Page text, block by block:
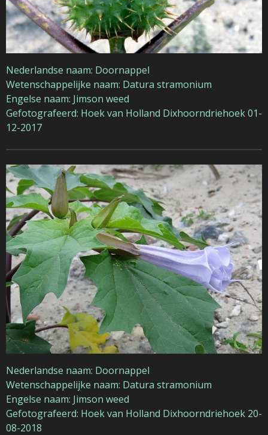
Nederlandse naam: Doornappel
Wetenschappelijke naam: Datura stramonium
Engelse naam: Jimson weed
Gefotografeerd: Hoek van Holland Dixhoorndriehoek 01-
12-2017
Nederlandse naam: Doornappel
Wetenschappelijke naam: Datura stramonium
Engelse naam: Jimson weed
Gefotografeerd: Hoek van Holland Dixhoorndriehoek 20-
08-2018